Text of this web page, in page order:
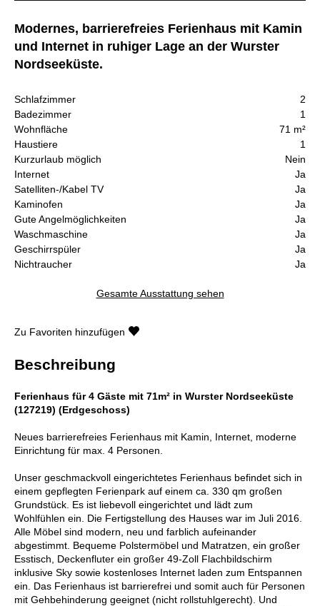
Modernes, barrierefreies Ferienhaus mit Kamin
und Internet in ruhiger Lage an der Wurster
Nordseeküste.
Schlafzimmer
2
Badezimmer
1
Wohnfläche
71 m²
Haustiere
1
Kurzurlaub möglich
Nein
Internet
Ja
Satelliten-/Kabel TV
Ja
Kaminofen
Ja
Gute Angelmöglichkeiten
Ja
Waschmaschine
Ja
Geschirrspüler
Ja
Nichtraucher
Ja
Gesamte Ausstattung sehen
Zu Favoriten hinzufügen
Beschreibung
Ferienhaus für 4 Gäste mit 71m² in Wurster Nordseeküste
(127219) (Erdgeschoss)
Neues barrierefreies Ferienhaus mit Kamin, Internet, moderne
Einrichtung für max. 4 Personen.
Unser geschmackvoll eingerichtetes Ferienhaus befindet sich in
einem gepflegten Ferienpark auf einem ca. 330 qm großen
Grundstück. Es ist liebevoll eingerichtet und lädt zum
Wohlfühlen ein. Die Fertigstellung des Hauses war im Juli 2016.
Alle Möbel sind modern, neu und farblich aufeinander
abgestimmt. Bequeme Polstermöbel und Matratzen, ein großer
Esstisch, Deckenfluter ein großer 49-Zoll Flachbildschirm
inklusive Sky sowie kostenloses Internet laden zum Entspannen
ein. Das Ferienhaus ist barrierefrei und somit auch für Personen
mit Gehbehinderung geeignet (nicht rollstuhlgerecht). Und